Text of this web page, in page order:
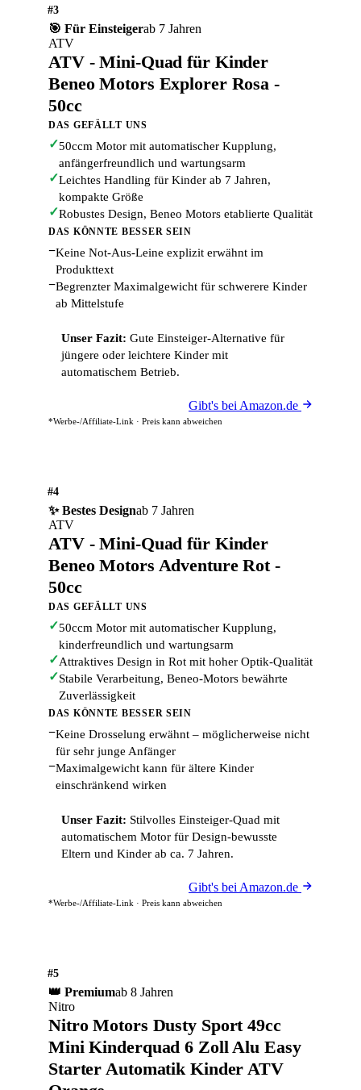
#3
🎯 Für Einsteigerab 7 Jahren
ATV
ATV - Mini-Quad für Kinder
Beneo Motors Explorer Rosa -
50cc
DAS GEFÄLLT UNS
✓50ccm Motor mit automatischer Kupplung,
anfängerfreundlich und wartungsarm
✓Leichtes Handling für Kinder ab 7 Jahren,
kompakte Größe
✓Robustes Design, Beneo Motors etablierte Qualität
DAS KÖNNTE BESSER SEIN
−Keine Not-Aus-Leine explizit erwähnt im
Produkttext
−Begrenzter Maximalgewicht für schwerere Kinder
ab Mittelstufe
Unser Fazit: Gute Einsteiger-Alternative für
jüngere oder leichtere Kinder mit
automatischem Betrieb.
Gibt's bei Amazon.de
*Werbe-/Affiliate-Link · Preis kann abweichen
#4
✨ Bestes Designab 7 Jahren
ATV
ATV - Mini-Quad für Kinder
Beneo Motors Adventure Rot -
50cc
DAS GEFÄLLT UNS
✓50ccm Motor mit automatischer Kupplung,
kinderfreundlich und wartungsarm
✓Attraktives Design in Rot mit hoher Optik-Qualität
✓Stabile Verarbeitung, Beneo-Motors bewährte
Zuverlässigkeit
DAS KÖNNTE BESSER SEIN
−Keine Drosselung erwähnt – möglicherweise nicht
für sehr junge Anfänger
−Maximalgewicht kann für ältere Kinder
einschränkend wirken
Unser Fazit: Stilvolles Einsteiger-Quad mit
automatischem Motor für Design-bewusste
Eltern und Kinder ab ca. 7 Jahren.
Gibt's bei Amazon.de
*Werbe-/Affiliate-Link · Preis kann abweichen
#5
👑 Premiumab 8 Jahren
Nitro
Nitro Motors Dusty Sport 49cc
Mini Kinderquad 6 Zoll Alu Easy
Starter Automatik Kinder ATV